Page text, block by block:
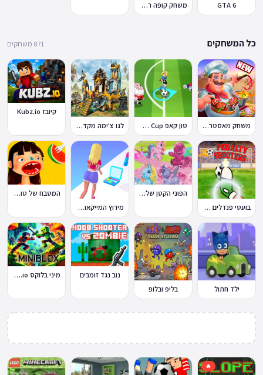
GTA 6 משחק קופה ראשית
כל המשחקים 871 משחקים
משחק מאסטר שף טון קאפ Toon Cup לגו צ'ימה מקדש האריות
קיובז Kubz.io
בועטי פנדלים Penalty Shooters
הפוני הקטן שלי: מסיבה בכפר
מירוץ המייקאובר Makeover Run
המטבח של טוקה בוקה
ילד חתול בליפ ובלופ
נוב נגד זומבים מיני בלוקס Miniblox.io
🔥